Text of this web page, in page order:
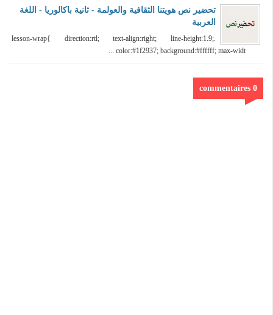
تحضير نص هويتنا الثقافية والعولمة - ثانية باكالوريا - اللغة
العربية
.lesson-wrap{ direction:rtl; text-align:right; line-height:1.9;
color:#1f2937; background:#ffffff; max-widt ...
0 commentaires